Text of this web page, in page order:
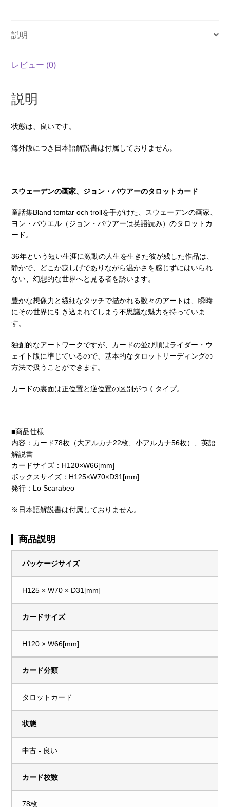
説明
レビュー (0)
説明
状態は、良いです。
海外版につき日本語解説書は付属しておりません。
スウェーデンの画家、ジョン・バウアーのタロットカード
童話集Bland tomtar och trollを手がけた、スウェーデンの画家、
ヨン・バウエル（ジョン・バウアーは英語読み）のタロットカ
ード。
36年という短い生涯に激動の人生を生きた彼が残した作品は、
静かで、どこか寂しげでありながら温かさを感じずにはいられ
ない、幻想的な世界へと見る者を誘います。
豊かな想像力と繊細なタッチで描かれる数々のアートは、瞬時
にその世界に引き込まれてしまう不思議な魅力を持っていま
す。
独創的なアートワークですが、カードの並び順はライダー・ウ
ェイト版に準じているので、基本的なタロットリーディングの
方法で扱うことができます。
カードの裏面は正位置と逆位置の区別がつくタイプ。
■商品仕様
内容：カード78枚（大アルカナ22枚、小アルカナ56枚）、英語
解説書
カードサイズ：H120×W66[mm]
ボックスサイズ：H125×W70×D31[mm]
発行：Lo Scarabeo
※日本語解説書は付属しておりません。
商品説明
パッケージサイズ
H125 × W70 × D31[mm]
カードサイズ
H120 × W66[mm]
カード分類
タロットカード
状態
中古 - 良い
カード枚数
78枚